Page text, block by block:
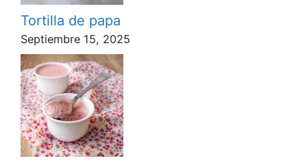
Tortilla de papa
Septiembre 15, 2025